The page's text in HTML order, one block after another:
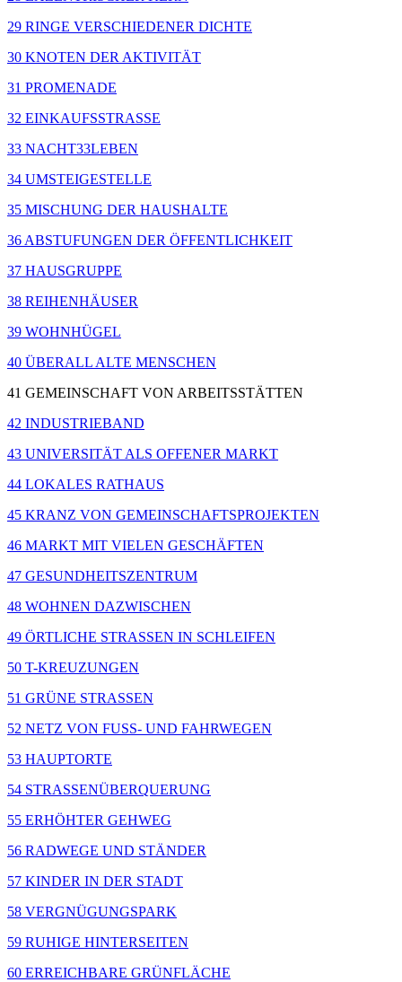
29 RINGE VERSCHIEDENER DICHTE
30 KNOTEN DER AKTIVITÄT
31 PROMENADE
32 EINKAUFSSTRASSE
33 NACHT33LEBEN
34 UMSTEIGESTELLE
35 MISCHUNG DER HAUSHALTE
36 ABSTUFUNGEN DER ÖFFENTLICHKEIT
37 HAUSGRUPPE
38 REIHENHÄUSER
39 WOHNHÜGEL
40 ÜBERALL ALTE MENSCHEN
41 GEMEINSCHAFT VON ARBEITSSTÄTTEN
42 INDUSTRIEBAND
43 UNIVERSITÄT ALS OFFENER MARKT
44 LOKALES RATHAUS
45 KRANZ VON GEMEINSCHAFTSPROJEKTEN
46 MARKT MIT VIELEN GESCHÄFTEN
47 GESUNDHEITSZENTRUM
48 WOHNEN DAZWISCHEN
49 ÖRTLICHE STRASSEN IN SCHLEIFEN
50 T-KREUZUNGEN
51 GRÜNE STRASSEN
52 NETZ VON FUSS- UND FAHRWEGEN
53 HAUPTORTE
54 STRASSENÜBERQUERUNG
55 ERHÖHTER GEHWEG
56 RADWEGE UND STÄNDER
57 KINDER IN DER STADT
58 VERGNÜGUNGSPARK
59 RUHIGE HINTERSEITEN
60 ERREICHBARE GRÜNFLÄCHE